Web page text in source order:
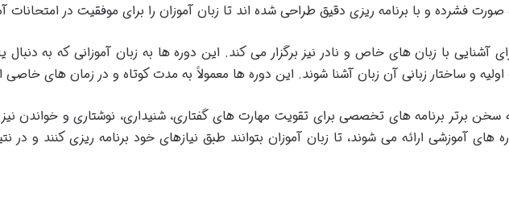
آشنایی با زبان های خاص و نادر نیز برگزار می کند. این دوره ها به زبان آموزانی که به
و ساختار زبانی آن زبان آشنا شوند. این دوره ها معمولاً به مدت کوتاه و در زمان های خاصی
برتر برنامه های تخصصی برای تقویت مهارت های گفتاری، شنیداری، نوشتاری و خواندن
آموزشی ارائه می شوند، تا زبان آموزان بتوانند طبق نیازهای خود برنامه ریزی کنند و در